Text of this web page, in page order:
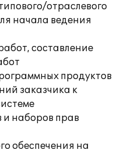
отраслевого
начала ведения
составление
продуктов
заказчика к
наборов прав
обеспечения на